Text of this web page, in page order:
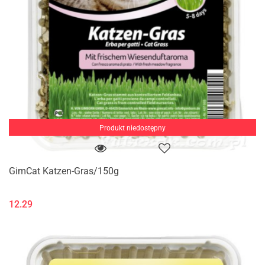
Produkt niedostępny
GimCat Katzen-Gras/150g
12.29